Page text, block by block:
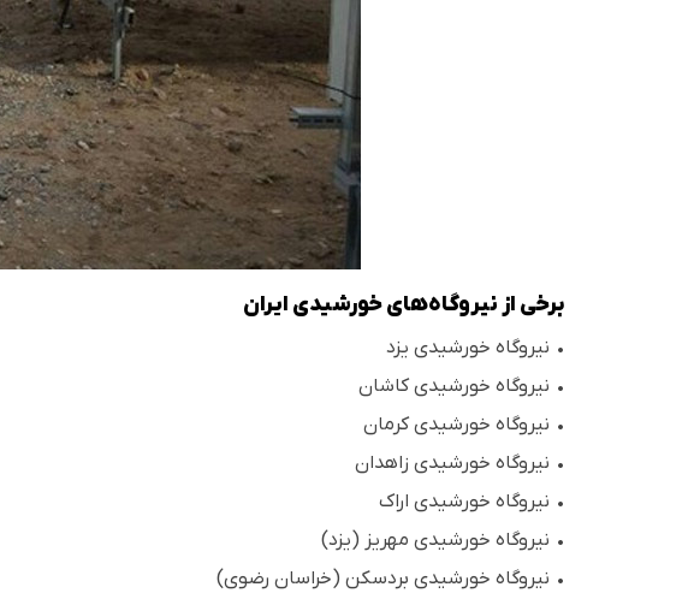
برخی از نیروگاه‌های خورشیدی ایران
• نیروگاه خورشیدی یزد
• نیروگاه خورشیدی کاشان
• نیروگاه خورشیدی کرمان
• نیروگاه خورشیدی زاهدان
• نیروگاه خورشیدی اراک
• نیروگاه خورشیدی مهریز (یزد)
• نیروگاه خورشیدی بردسکن (خراسان رضوی)